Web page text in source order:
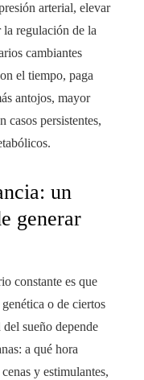
arterial, elevar
regulación de la
cambiantes
el tiempo, paga
antojos, mayor
casos persistentes,
un
generar
constante es que
o de ciertos
sueño depende
a qué hora
y estimulantes,